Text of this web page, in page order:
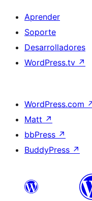
Aprender
Soporte
Desarrolladores
WordPress.tv ↗
WordPress.com
Matt ↗
bbPress ↗
BuddyPress ↗